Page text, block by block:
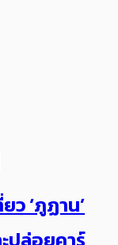
ว ‘ภูฏาน’